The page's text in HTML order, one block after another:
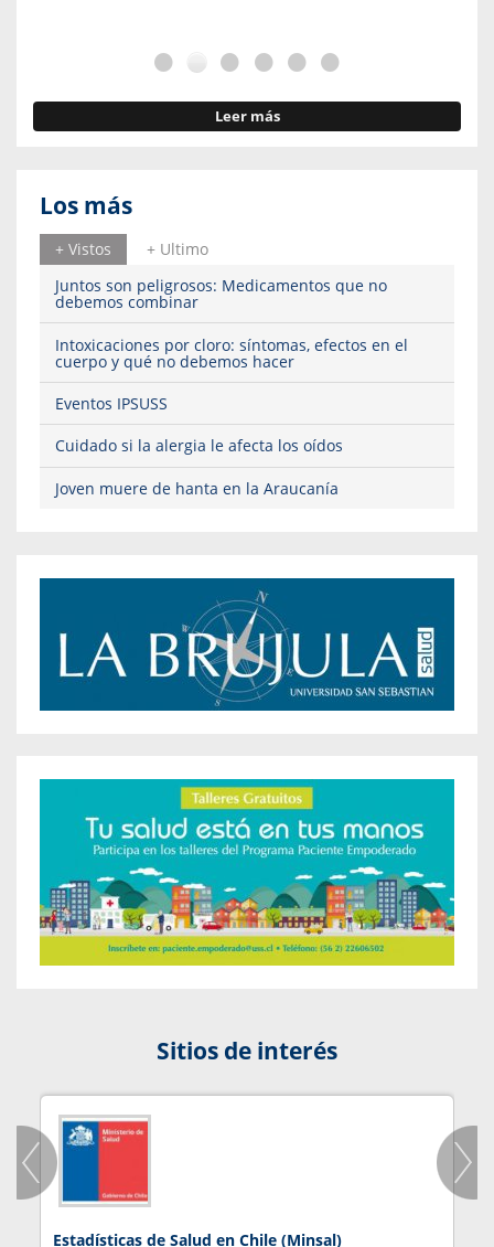
Leer más
Los más
+ Vistos
+ Ultimo
Juntos son peligrosos: Medicamentos que no
debemos combinar
Intoxicaciones por cloro: síntomas, efectos en el
cuerpo y qué no debemos hacer
Eventos IPSUSS
Cuidado si la alergia le afecta los oídos
Joven muere de hanta en la Araucanía
Sitios de interés
Estadísticas de Salud en Chile (Minsal)